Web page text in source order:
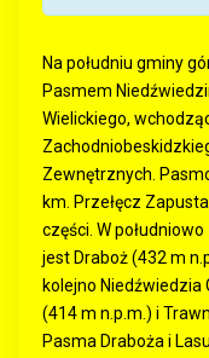
Na południu gminy
Pasmem
Wielickiego,
Zewnętrznych.
km. Przełęcz
części. W
jest Draboż (432 m
kolejno Niedźwiedzia
(414 m n.p.m.) i
Pasma Draboża i